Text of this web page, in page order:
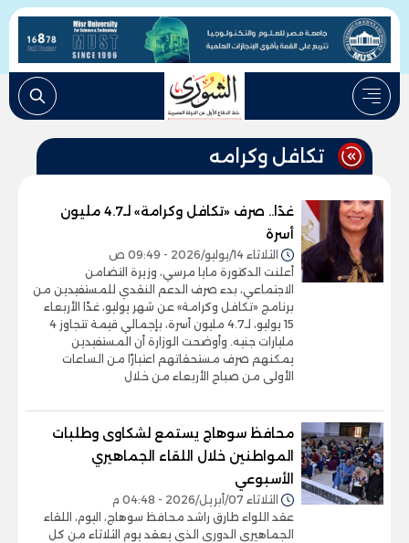
تكافل وكرامه
غدًا.. صرف «تكافل وكرامة» لـ4.7 مليون
أسرة
الثلاثاء 14/يوليو/2026 - 09:49 ص
أعلنت الدكتورة مايا مرسي، وزيرة التضامن
الاجتماعي، بدء صرف الدعم النقدي للمستفيدين من
برنامج «تكافل وكرامة» عن شهر يوليو، غدًا الأربعاء
15 يوليو، لـ4.7 مليون أسرة، بإجمالي قيمة تتجاوز 4
مليارات جنيه. وأوضحت الوزارة أن المستفيدين
يمكنهم صرف مستحقاتهم اعتبارًا من الساعات
الأولى من صباح الأربعاء من خلال
محافظ سوهاج يستمع لشكاوى وطلبات
المواطنين خلال اللقاء الجماهيري
الأسبوعي
الثلاثاء 07/أبريل/2026 - 04:48 م
عقد اللواء طارق راشد محافظ سوهاج، اليوم، اللقاء
الجماهيري الدوري الذي يعقد يوم الثلاثاء من كل